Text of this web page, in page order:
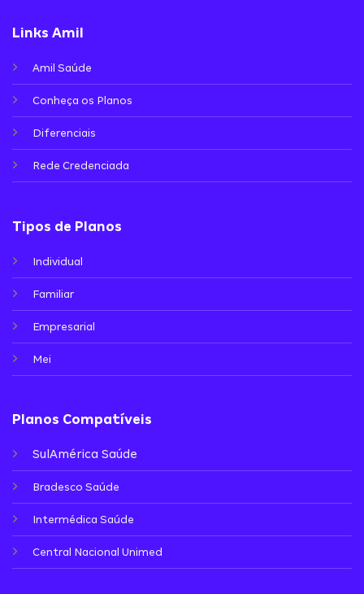
Links Amil
Amil Saúde
Conheça os Planos
Diferenciais
Rede Credenciada
Tipos de Planos
Individual
Familiar
Empresarial
Mei
Planos Compatíveis
SulAmérica Saúde
Bradesco Saúde
Intermédica Saúde
Central Nacional Unimed